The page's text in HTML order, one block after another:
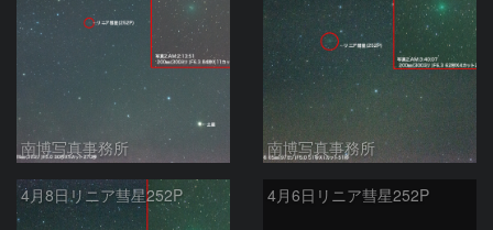
南博写真事務所 南博写真事務所
4月8日リニア彗星252P 4月6日リニア彗星252P